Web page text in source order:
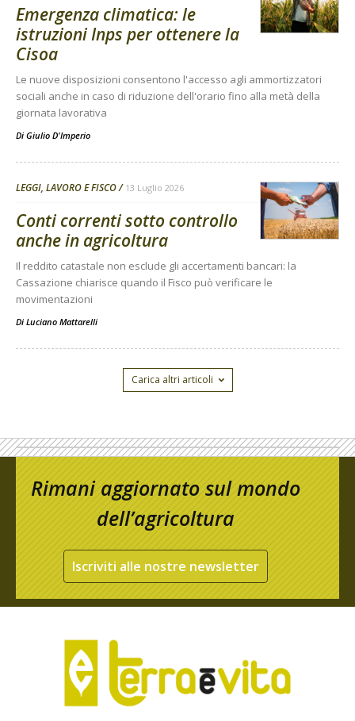
Emergenza climatica: le
istruzioni Inps per ottenere la
Cisoa
Le nuove disposizioni consentono l'accesso agli ammortizzatori
sociali anche in caso di riduzione dell'orario fino alla metà della
giornata lavorativa
Di Giulio D'Imperio
LEGGI, LAVORO E FISCO 13 Luglio 2026
Conti correnti sotto controllo
anche in agricoltura
Il reddito catastale non esclude gli accertamenti bancari: la
Cassazione chiarisce quando il Fisco può verificare le
movimentazioni
Di Luciano Mattarelli
Carica altri articoli
Rimani aggiornato sul mondo
dell’agricoltura
Iscriviti alle nostre newsletter